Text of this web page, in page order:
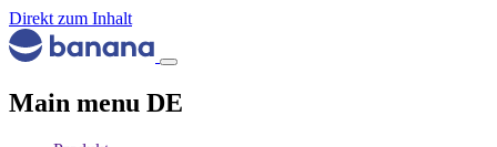
Direkt zum Inhalt
Main menu DE